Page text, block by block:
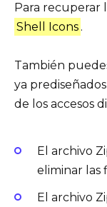
Para recuperar
Shell Icons .
También
ya
de los accesos
El archivo
eliminar las
El archivo